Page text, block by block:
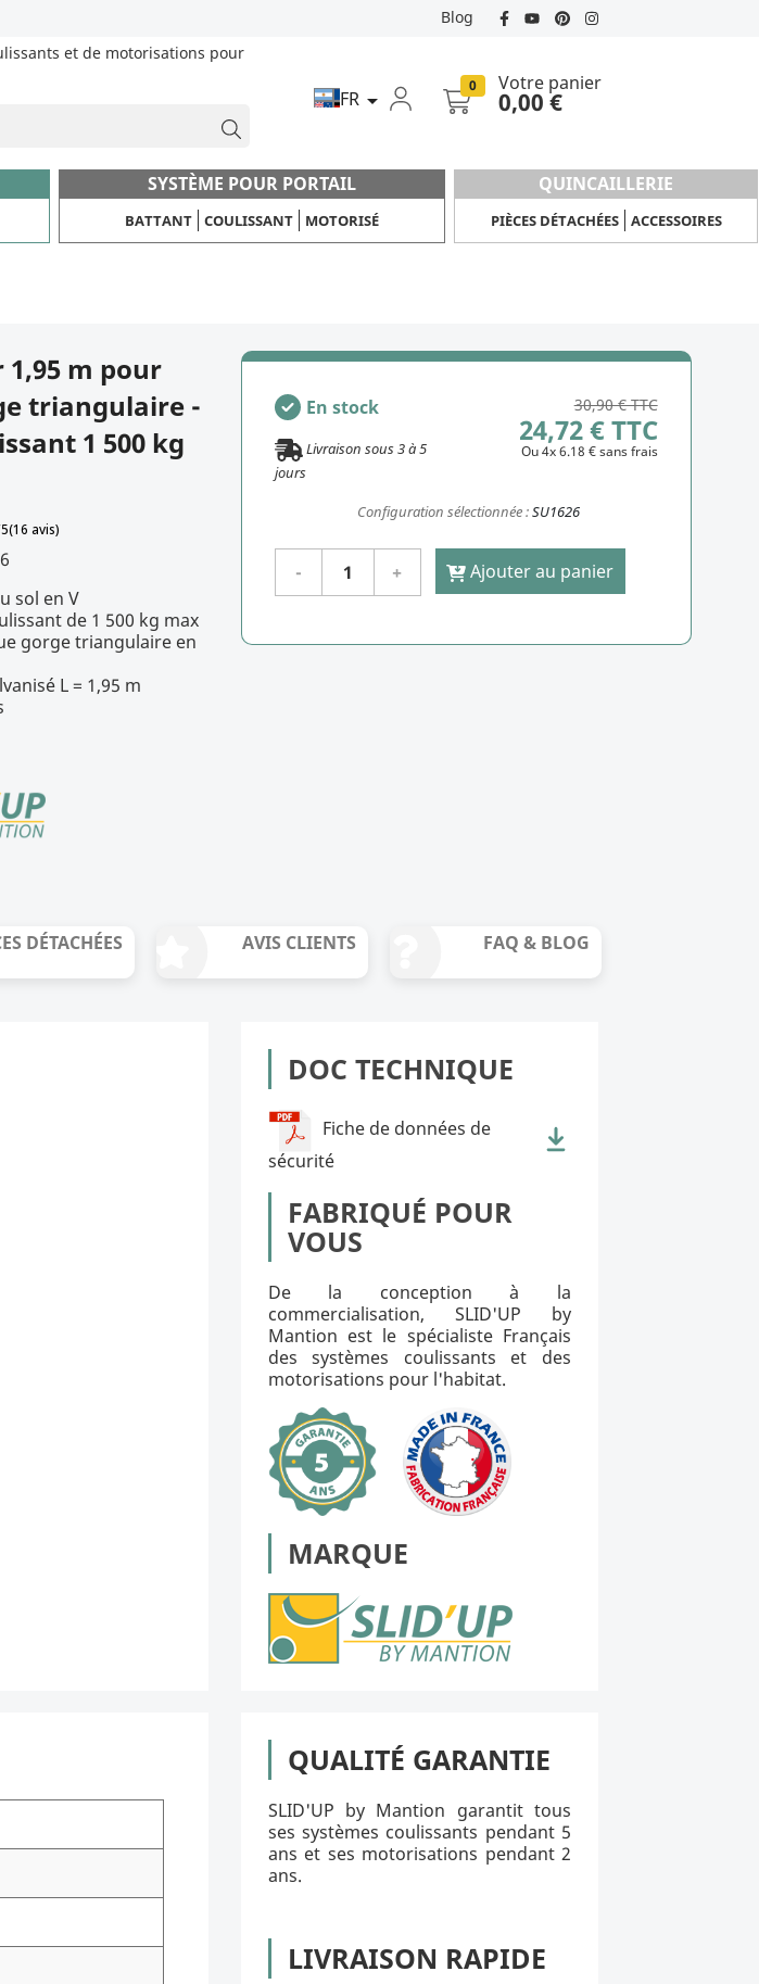
Blog
et de motorisations pour
FR 
0 Votre panier
0,00 €
SYSTÈME POUR PORTAIL
BATTANT COULISSANT MOTORISÉ
QUINCAILLERIE
PIÈCES DÉTACHÉES ACCESSOIRES
1,95 m pour
triangulaire -
1 500 kg
4.8/5 (16 avis)
sol en V
de 1 500 kg max
gorge triangulaire en
L = 1,95 m
En stock
Livraison sous3à5
jours
30,90 € TTC
24,72 € TTC
Ou 4x 6.18 € sans frais
Configuration sélectionnée :SU1626
Ajouter au panier
DÉTACHÉES AVIS CLIENTS FAQ & BLOG
DOC TECHNIQUE
Fiche de données de
sécurité
FABRIQUÉ POUR
VOUS
De la conception à la
commercialisation, SLID'UP by
Mantion est le spécialiste Français
des systèmes coulissants et des
motorisations pour l'habitat.
MARQUE
QUALITÉ GARANTIE
SLID'UP by Mantion garantit tous
ses systèmes coulissants pendant 5
ans et ses motorisations pendant 2
ans.
LIVRAISON RAPIDE